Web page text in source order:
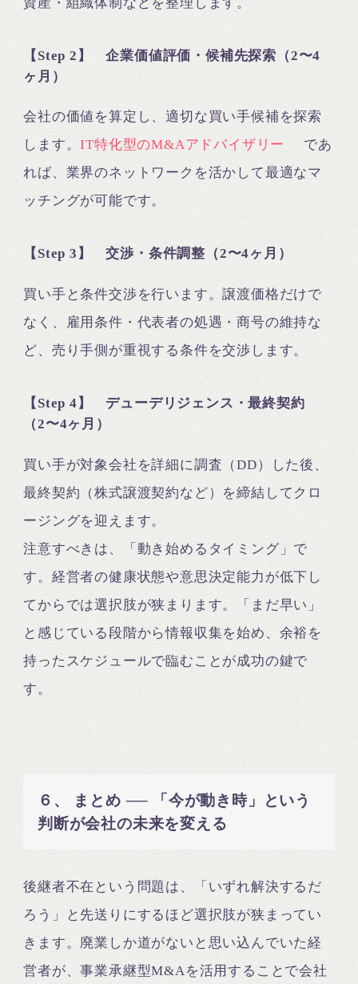
【Step 2】 企業価値評価・候補先探索（2〜4
ヶ月）
会社の価値を算定し、適切な買い手候補を探索
します。IT特化型のM&Aアドバイザリー
であ
れば、業界のネットワークを活かして最適なマ
ッチングが可能です。
【Step 3】 交渉・条件調整（2〜4ヶ月）
買い手と条件交渉を行います。譲渡価格だけで
なく、雇用条件・代表者の処遇・商号の維持な
ど、売り手側が重視する条件を交渉します。
【Step 4】 デューデリジェンス・最終契約
（2〜4ヶ月）
買い手が対象会社を詳細に調査（DD）した後、
最終契約（株式譲渡契約など）を締結してクロ
ージングを迎えます。
注意すべきは、「動き始めるタイミング」で
す。経営者の健康状態や意思決定能力が低下し
てからでは選択肢が狭まります。「まだ早い」
と感じている段階から情報収集を始め、余裕を
持ったスケジュールで臨むことが成功の鍵で
す。
６、 まとめ ── 「今が動き時」という
判断が会社の未来を変える
後継者不在という問題は、「いずれ解決するだ
ろう」と先送りにするほど選択肢が狭まってい
きます。廃業しか道がないと思い込んでいた経
営者が、事業承継型M&Aを活用することで会社